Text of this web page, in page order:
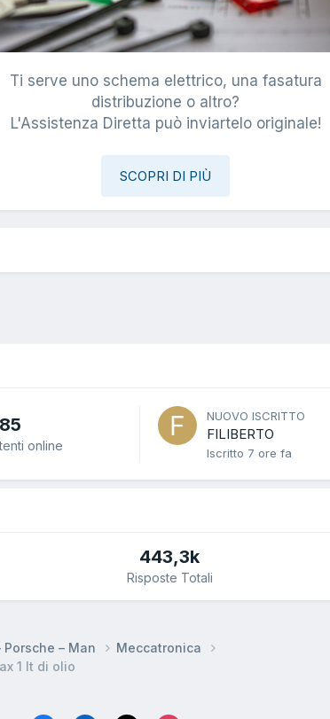
Ti serve uno schema elettrico, una fasatura
distribuzione o altro?
L'Assistenza Diretta può inviartelo originale!
SCOPRI DI PIÙ
online
NUOVO ISCRITTO
FILIBERTO
Iscritto 7 ore fa
443,3k
Risposte Totali
Porsche – Man
Meccatronica
1 lt di olio